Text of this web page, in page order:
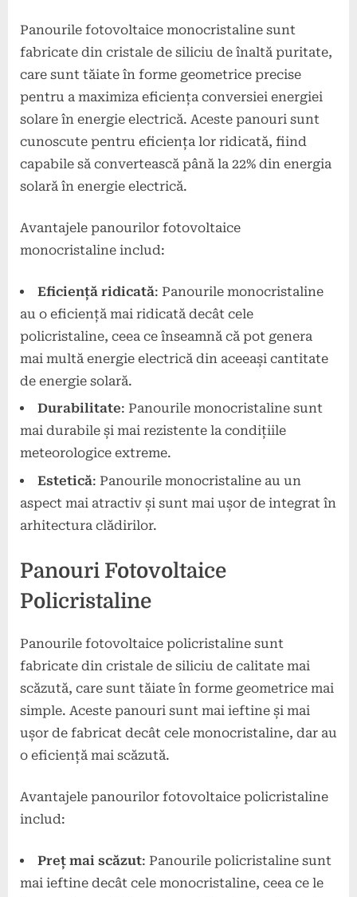
Panourile fotovoltaice monocristaline sunt
fabricate din cristale de siliciu de înaltă puritate,
care sunt tăiate în forme geometrice precise
pentru a maximiza eficiența conversiei energiei
solare în energie electrică. Aceste panouri sunt
cunoscute pentru eficiența lor ridicată, fiind
capabile să convertească până la 22% din energia
solară în energie electrică.
Avantajele panourilor fotovoltaice
monocristaline includ:
Eficiență ridicată: Panourile monocristaline
au o eficiență mai ridicată decât cele
policristaline, ceea ce înseamnă că pot genera
mai multă energie electrică din aceeași cantitate
de energie solară.
Durabilitate: Panourile monocristaline sunt
mai durabile și mai rezistente la condițiile
meteorologice extreme.
Estetică: Panourile monocristaline au un
aspect mai atractiv și sunt mai ușor de integrat în
arhitectura clădirilor.
Panouri Fotovoltaice
Policristaline
Panourile fotovoltaice policristaline sunt
fabricate din cristale de siliciu de calitate mai
scăzută, care sunt tăiate în forme geometrice mai
simple. Aceste panouri sunt mai ieftine și mai
ușor de fabricat decât cele monocristaline, dar au
o eficiență mai scăzută.
Avantajele panourilor fotovoltaice policristaline
includ:
Preț mai scăzut: Panourile policristaline sunt
mai ieftine decât cele monocristaline, ceea ce le